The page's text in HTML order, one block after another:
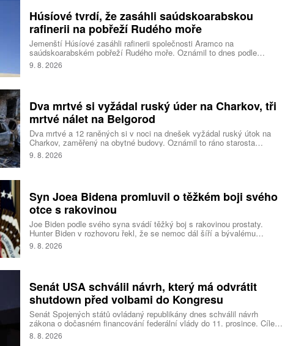
Húsíové tvrdí, že zasáhli saúdskoarabskou
rafinerii na pobřeží Rudého moře
Jemenští Húsíové zasáhli rafinerii společnosti Aramco na
saúdskoarabském pobřeží Rudého moře. Oznámil to dnes podle
agentury AFP vojenský mluvčí povstalecké skupiny podporované
Íránem. Húsíové tak pokračují v útocích z posledních týdnů na
9. 8. 2026
Dva mrtvé si vyžádal ruský úder na Charkov, tři
mrtvé nálet na Belgorod
Dva mrtvé a 12 raněných si v noci na dnešek vyžádal ruský útok na
Charkov, zaměřený na obytné budovy. Oznámil to ráno starosta
druhého největšího ukrajinského města Ihor Terechov. Téměř dvě
desítky raněných měl za následek ruský útok na Oděsu a
Alexandr Šuvajev, který původně informoval o 13 raněných, včetně
dvou dětí.
9. 8. 2026
Syn Joea Bidena promluvil o těžkém boji svého
otce s rakovinou
Joe Biden podle svého syna svádí těžký boj s rakovinou prostaty.
Hunter Biden v rozhovoru řekl, že se nemoc dál šíří a bývalému
americkému prezidentovi způsobuje silné bolesti.
9. 8. 2026
Senát USA schválil návrh, který má odvrátit
shutdown před volbami do Kongresu
Senát Spojených států ovládaný republikány dnes schválil návrh
zákona o dočasném financování federální vlády do 11. prosince. Cílem
opatření je předejít před listopadovými volbami do Kongresu
takzvanému shutdownu, tedy omezení chodu vlády v důsledku
8. 8. 2026